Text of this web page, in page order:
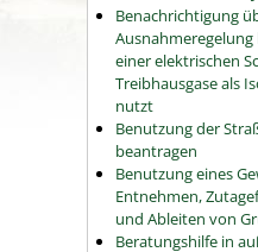
Benachrichtigung
einer elektrischen
Treibhausgase als
nutzt
Benutzung der
beantragen
Benutzung eines
Entnehmen,
und Ableiten von
Beratungshilfe in